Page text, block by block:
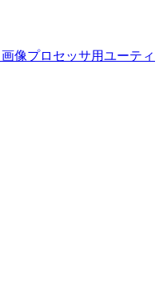
画像プロセッサ用ユーティ